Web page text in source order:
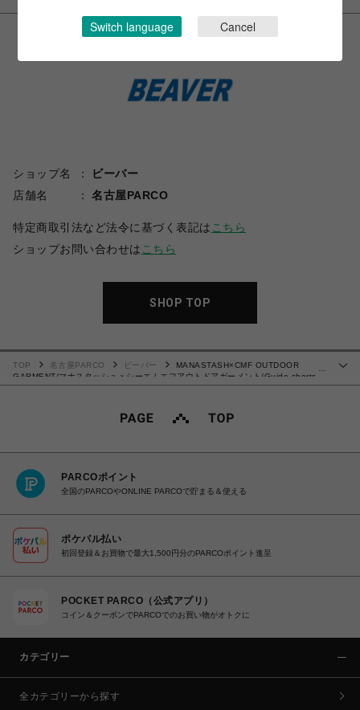
ショップ名
ビーバー
店舗名
名古屋PARCO
特定商取引法など法令に基づく表記は こちら
ショップお問い合わせは こちら
SHOP TOP
…
TOP 名古屋PARCO ビーバー
MANASTASH×CMF OUTDOOR
GARMENT/マナスタッシュｘシーエムエフアウトドアガーメント/Guide shorts
ショーツ
PARCOポイント
全国のPARCOやONLINE PARCOで貯まる＆使える
ポケパル払い
初回登録＆お買物で最大1,500円分のPARCOポイント進呈
POCKET PARCO（公式アプリ）
コイン＆クーポンでPARCOでのお買い物がオトクに
カテゴリー
全カテゴリーから探す
Switch language Cancel